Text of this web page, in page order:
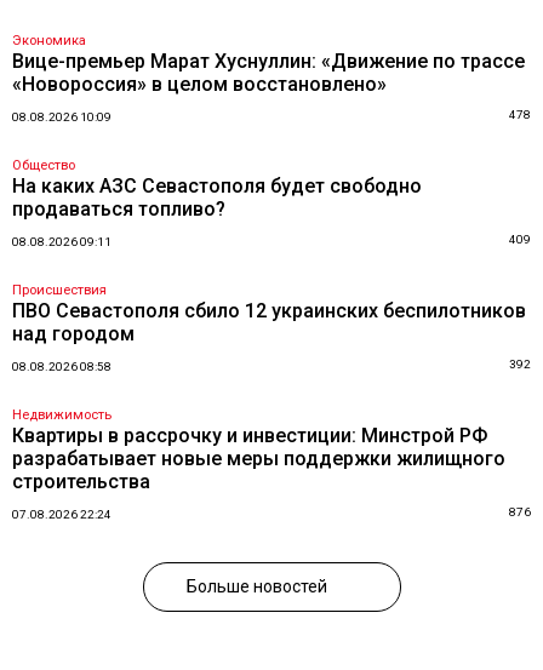
Экономика
Вице-премьер Марат Хуснуллин: «Движение по трассе
«Новороссия» в целом восстановлено»
08.08.2026 10:09 478
Общество
На каких АЗС Севастополя будет свободно
продаваться топливо?
08.08.2026 09:11 409
Происшествия
ПВО Севастополя сбило 12 украинских беспилотников
над городом
08.08.2026 08:58 392
Недвижимость
Квартиры в рассрочку и инвестиции: Минстрой РФ
разрабатывает новые меры поддержки жилищного
строительства
07.08.2026 22:24 876
Больше новостей